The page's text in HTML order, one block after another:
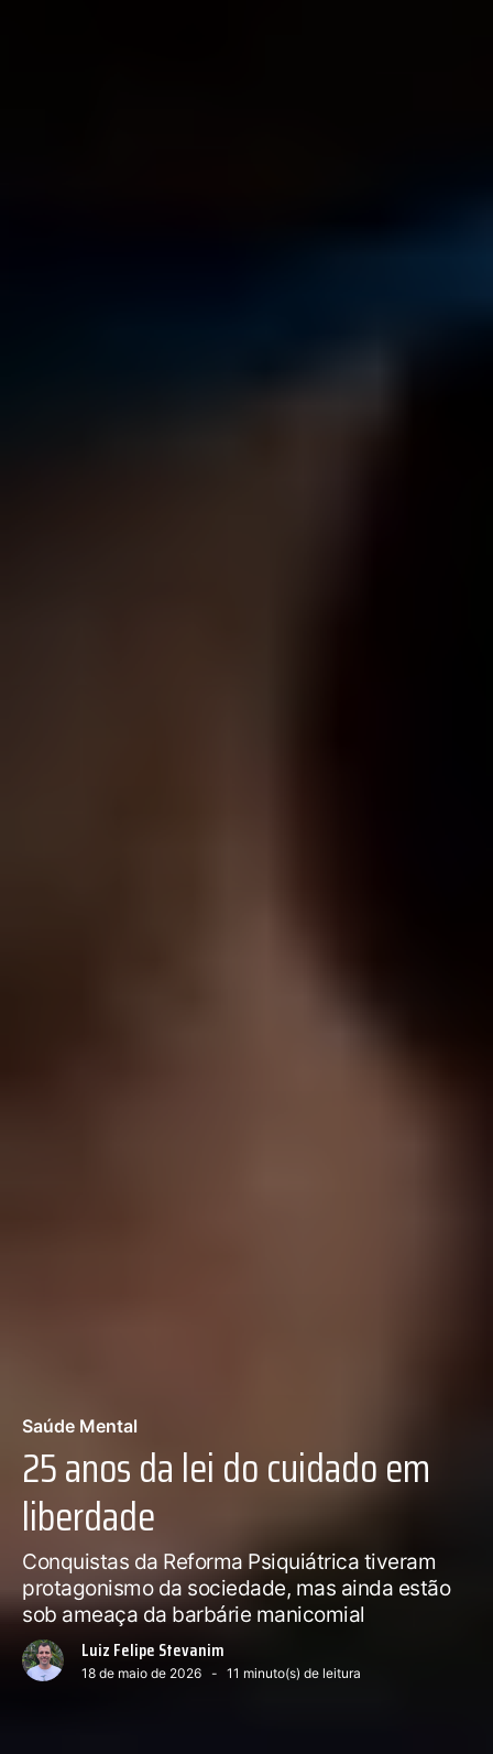
Saúde Mental
25 anos da lei do cuidado em
liberdade
Conquistas da Reforma Psiquiátrica tiveram
protagonismo da sociedade, mas ainda estão
sob ameaça da barbárie manicomial
Luiz Felipe Stevanim
18 de maio de 2026 11 minuto(s) de leitura